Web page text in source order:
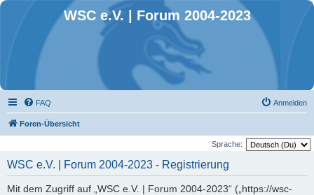
WSC e.V. | Forum 2004-2023
FAQ Anmelden
Foren-Übersicht
Sprache:
WSC e.V. | Forum 2004-2023 - Registrierung
Mit dem Zugriff auf „WSC e.V. | Forum 2004-2023“ („https://wsc-